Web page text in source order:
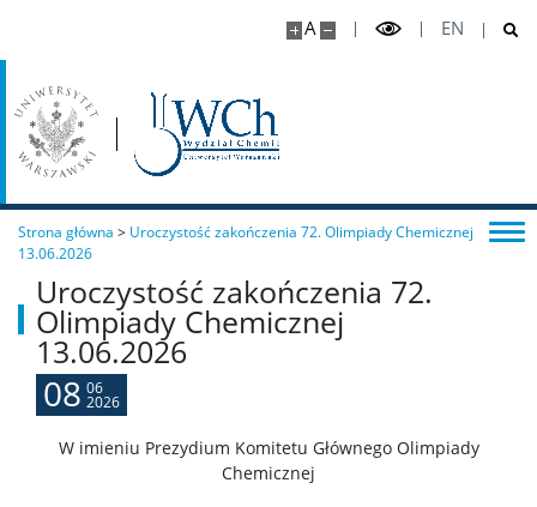
A EN
Studia podyplomowe
Dziekanat Studencki
Pełnomocniczka ds. osób ze specjalnymi
potrzebami edukacyjnymi
Sprawy socjalne/Stypendia
Samorząd Studencki
Strona główna > Uroczystość zakończenia 72. Olimpiady Chemicznej
13.06.2026
Uroczystość zakończenia 72.
Olimpiady Chemicznej
13.06.2026
08 06
2026
W imieniu Prezydium Komitetu Głównego Olimpiady
Chemicznej